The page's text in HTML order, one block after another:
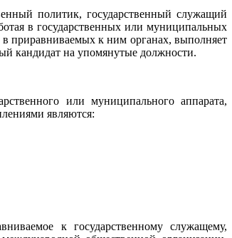
политик, государственный служащий
в государственных или муниципальных
в приравниваемых к ним органах, выполняет
кандидат на упомянутые должности.
или муниципального аппарата,
являются:
к государственному служащему,